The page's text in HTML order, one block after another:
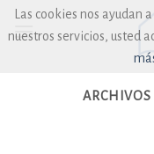
Skip
to
ARCHIVOS
Las cookies nos ayudan
nuestros servicios, usted